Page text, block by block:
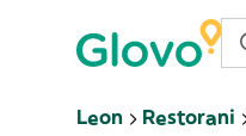
Leon Restorani